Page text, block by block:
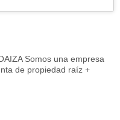
Somos una empresa
de propiedad raíz +